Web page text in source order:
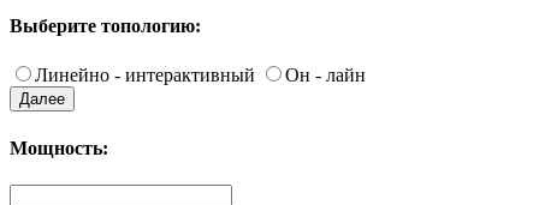
Выберите топологию:
Линейно - интерактивный Он - лайн
Далее
Мощность: